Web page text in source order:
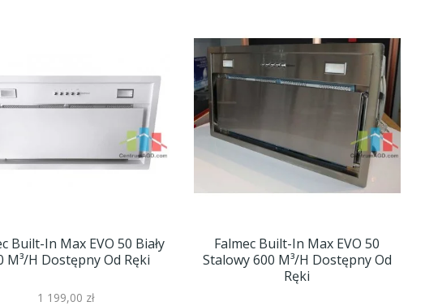
Built-In Max EVO 50 Biały
M³/h Dostępny Od Ręki
1 199,00 zł
Falmec Built-In Max EVO 50
Stalowy 600 M³/h Dostępny Od
Ręki